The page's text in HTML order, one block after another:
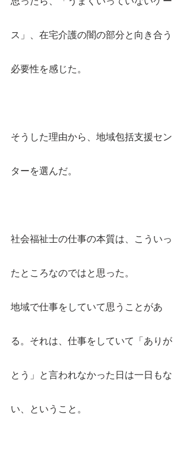
ス」、在宅介護の闇の部分と向き合う
必要性を感じた。
そうした理由から、地域包括支援セン
ターを選んだ。
社会福祉士の仕事の本質は、こういっ
たところなのではと思った。
地域で仕事をしていて思うことがあ
る。それは、仕事をしていて「ありが
とう」と言われなかった日は一日もな
い、ということ。